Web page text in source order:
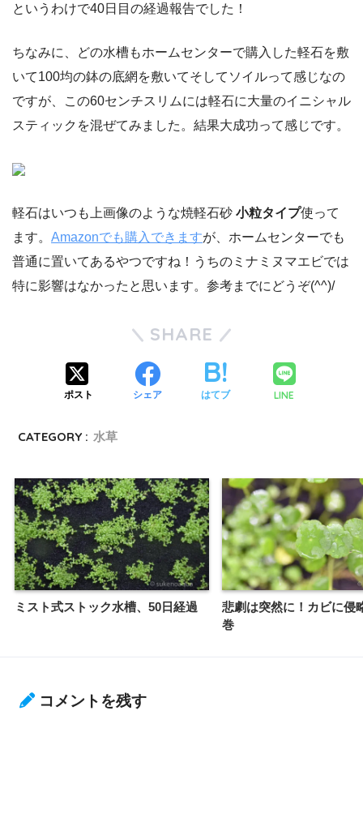
というわけで40日目の経過報告でした！
ちなみに、どの水槽もホームセンターで購入した軽石を敷
いて100均の鉢の底網を敷いてそしてソイルって感じなの
ですが、この60センチスリムには軽石に大量のイニシャル
スティックを混ぜてみました。結果大成功って感じです。
軽石はいつも上画像のような焼軽石砂 小粒タイプ使って
ます。 Amazonでも購入できますが、ホームセンターでも
普通に置いてあるやつですね！うちのミナミヌマエビでは
特に影響はなかったと思います。参考までにどうぞ(^^)/
SHARE
ポスト シェア はてブ LINE
CATEGORY : 水草
ミスト式ストック水槽、50日経過
悲劇は突然に！カビに侵
巻
コメントを残す